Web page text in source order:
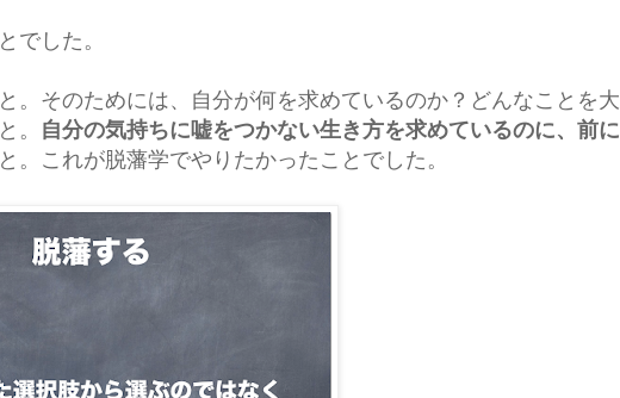
でした。
。そのためには、自分が何を求めているのか？どんなことを大
。 自分の気持ちに嘘をつかない生き方を求めているのに、前に
。これが脱藩学でやりたかったことでした。